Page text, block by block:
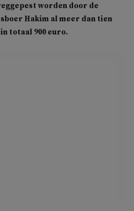
worden door de
Hakim al meer dan tien
totaal 900 euro.